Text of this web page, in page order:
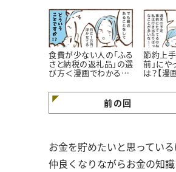
食費が少ない人の「ふる
さと納税の返礼品」の選
び方＜漫画でわかるお
節約上
前」にや
は？【漫
前の回
お金を貯めたいと思ってい
仲良くなりながらお金の知